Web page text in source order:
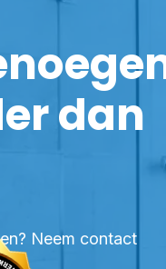
dan
Neem contact